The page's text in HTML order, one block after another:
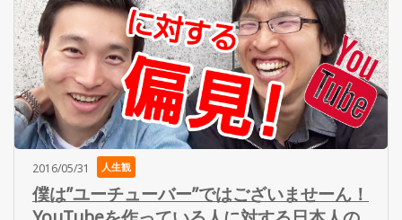
2016/05/31 人生観
僕は”ユーチューバー”ではございませーん！